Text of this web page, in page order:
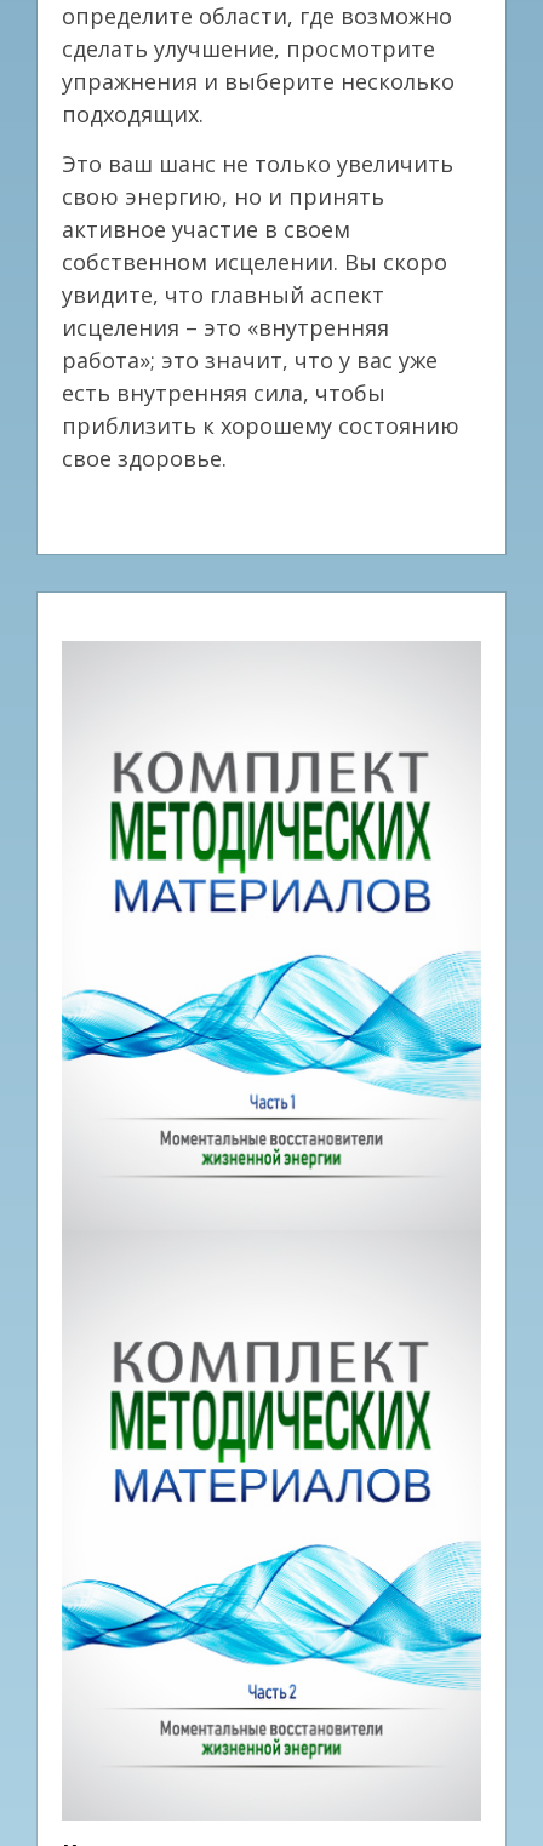
определите области, где возможно
сделать улучшение, просмотрите
упражнения и выберите несколько
подходящих.
Это ваш шанс не только увеличить
свою энергию, но и принять
активное участие в своем
собственном исцелении. Вы скоро
увидите, что главный аспект
исцеления – это «внутренняя
работа»; это значит, что у вас уже
есть внутренняя сила, чтобы
приблизить к хорошему состоянию
свое здоровье.